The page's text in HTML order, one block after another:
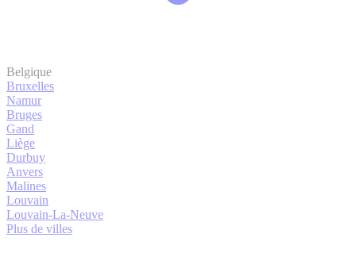
Belgique
Bruxelles
Namur
Bruges
Gand
Liège
Durbuy
Anvers
Malines
Louvain
Louvain-La-Neuve
Plus de villes